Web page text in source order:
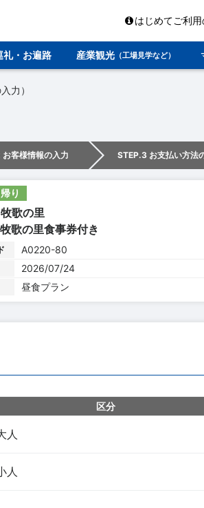
はじめてご利
礼・お遍路 産業観光 （工場見学など）
力）
客様情報の入力 STEP.3 お支払い方法
り
歌の里
歌の里食事券付き
A0220-80
2026/07/24
昼食プラン
区分
人
人